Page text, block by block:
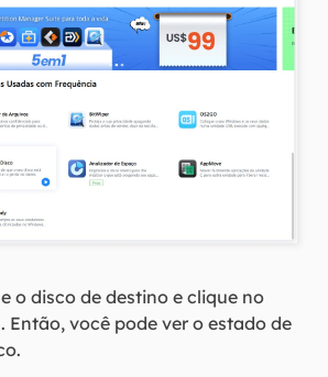
o disco de destino e clique no
você pode ver o estado de